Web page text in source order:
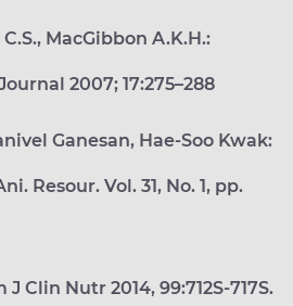
MacGibbon A.K.H.:
2007; 17:275–288
Ganesan, Hae-Soo Kwak:
Resour. Vol. 31, No. 1, pp.
J Clin Nutr 2014, 99:712S-717S.